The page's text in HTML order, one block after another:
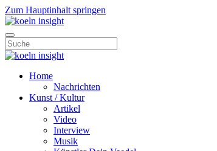
Zum Hauptinhalt springen
Home
Nachrichten
Kunst / Kultur
Artikel
Video
Interview
Musik